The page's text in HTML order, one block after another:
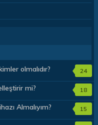
olmalıdır? 24
mi? 18
Almalıyım? 15